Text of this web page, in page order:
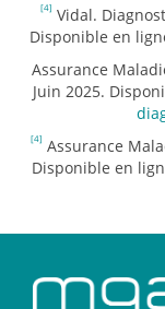
[4] Vidal.
Disponible en
Assurance
Juin 2025.
[4] Assurance
Disponible en